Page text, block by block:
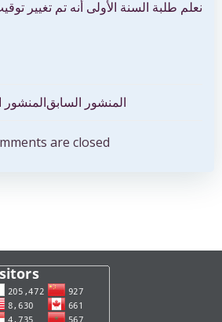
نعلم طلبة السنة الأولى أنه تم تغيير
المقالات
المنشور السابقالمنشور
are closed